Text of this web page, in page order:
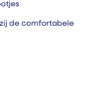
de comfortabele